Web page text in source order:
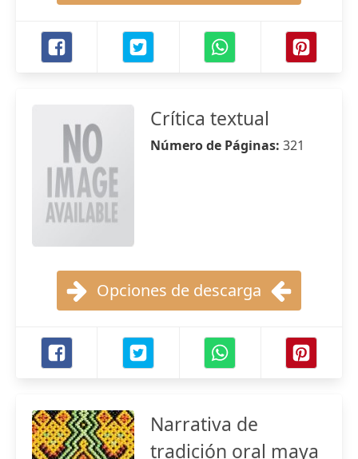
Crítica textual
Número de Páginas: 321
Opciones de descarga
Narrativa de
tradición oral maya